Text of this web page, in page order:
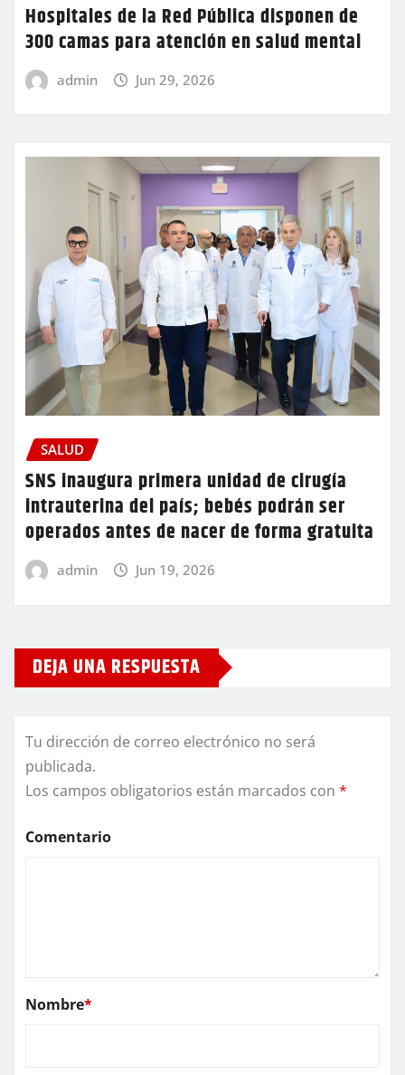
Hospitales de la Red Pública disponen de
300 camas para atención en salud mental
admin Jun 29, 2026
SALUD
SNS inaugura primera unidad de cirugía
intrauterina del país; bebés podrán ser
operados antes de nacer de forma gratuita
admin Jun 19, 2026
DEJA UNA RESPUESTA
Tu dirección de correo electrónico no será
publicada.
Los campos obligatorios están marcados con *
Comentario
Nombre*